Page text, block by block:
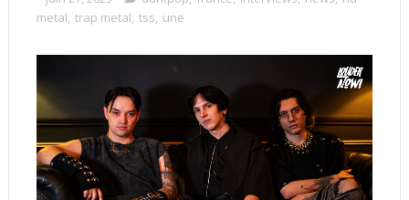
metal, trap metal, tss, une